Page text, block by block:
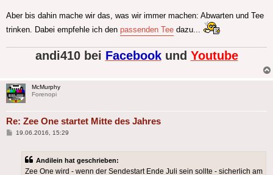
Aber bis dahin mache wir das, was wir immer machen: Abwarten und Tee
trinken. Dabei empfehle ich den passenden Tee dazu...
andi410 bei Facebookund Youtube
McMurphy
Forenopi
Re: Zee One startet Mitte des Jahres
Beitrag
19.06.2016, 15:29
Andilein hat geschrieben:
Zee One wird - wenn der Sendestart Ende Juli sein sollte - sicherlich am